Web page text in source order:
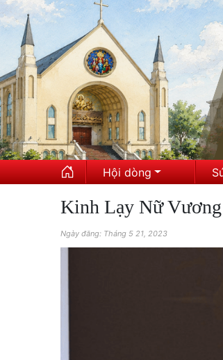
Hội dòng
Kinh Lạy Nữ Vương
Ngày đăng: Tháng 5 21, 2023